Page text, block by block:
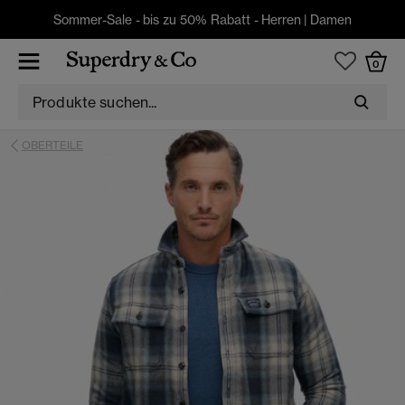
Sommer-Sale - bis zu 50% Rabatt - Herren | Damen
0
OBERTEILE